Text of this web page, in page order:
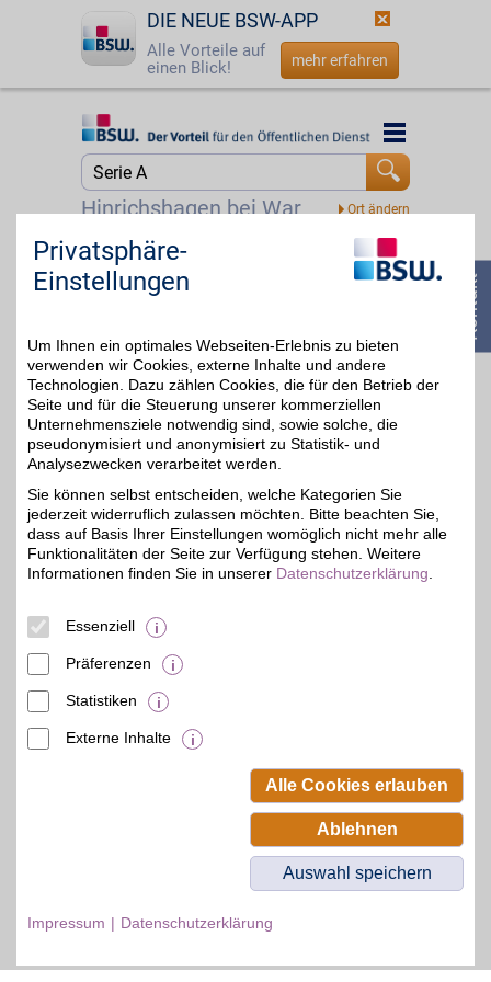
DIE NEUE BSW-APP
Alle Vorteile auf
einen Blick!
mehr erfahren
Startseite
☎ 0800 - 279 25 82
Hinrichshagen bei Waren
Startseite
DAZN Gutschein
bis zu 20€
DAZN
Mit dem Livesport-
Streamingdienst über
8.000
Sportübertragungen pro
Jahr erleben: von zu
Hause, unterwegs,
zeitversetzt oder im
Rückblick. Jetzt das
umfangreiche
Sportangebot genießen
und BSW-Vorteil sichern.
© BSW Verbraucher-Service
Alle Rechte vorbehalten.
Privatsphäre-
Einstellungen
Um Ihnen ein optimales Webseiten-Erlebnis zu bieten
verwenden wir Cookies, externe Inhalte und andere
Technologien. Dazu zählen Cookies, die für den Betrieb der
Seite und für die Steuerung unserer kommerziellen
Unternehmensziele notwendig sind, sowie solche, die
pseudonymisiert und anonymisiert zu Statistik- und
Analysezwecken verarbeitet werden.
Sie können selbst entscheiden, welche Kategorien Sie
jederzeit widerruflich zulassen möchten. Bitte beachten Sie,
dass auf Basis Ihrer Einstellungen womöglich nicht mehr alle
Funktionalitäten der Seite zur Verfügung stehen. Weitere
Informationen finden Sie in unserer Datenschutzerklärung
Essenziell
Präferenzen
Statistiken
Externe Inhalte
Alle Cookies erlauben
Ablehnen
Auswahl speichern
Impressum Datenschutzerklärung